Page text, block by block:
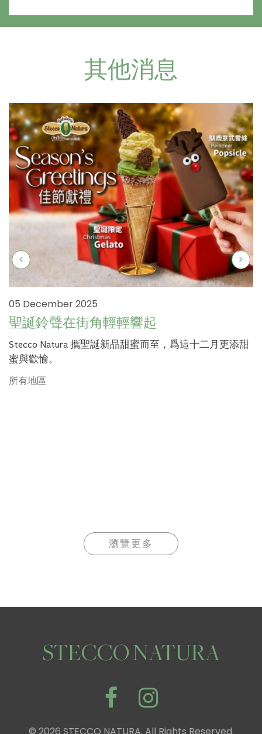
其他消息
05 December 2025
聖誕鈴聲在街角輕輕響起
Stecco Natura 攜聖誕新品甜蜜而至，爲這十二月更添甜
蜜與歡愉。
所有地區
瀏覽更多
STECCO NATURA